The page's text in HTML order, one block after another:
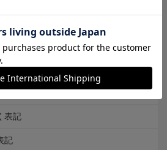
表記
記